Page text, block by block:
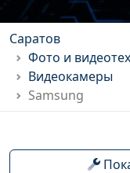
Саратов
Фото и
Видеокамеры
Samsung